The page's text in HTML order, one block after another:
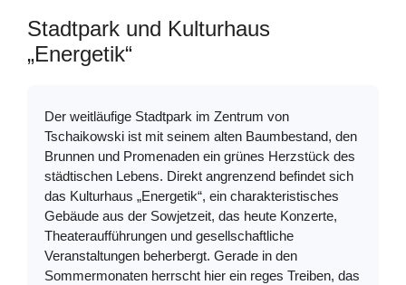
Stadtpark und Kulturhaus
„Energetik“
Der weitläufige Stadtpark im Zentrum von
Tschaikowski ist mit seinem alten Baumbestand, den
Brunnen und Promenaden ein grünes Herzstück des
städtischen Lebens. Direkt angrenzend befindet sich
das Kulturhaus „Energetik“, ein charakteristisches
Gebäude aus der Sowjetzeit, das heute Konzerte,
Theateraufführungen und gesellschaftliche
Veranstaltungen beherbergt. Gerade in den
Sommermonaten herrscht hier ein reges Treiben, das